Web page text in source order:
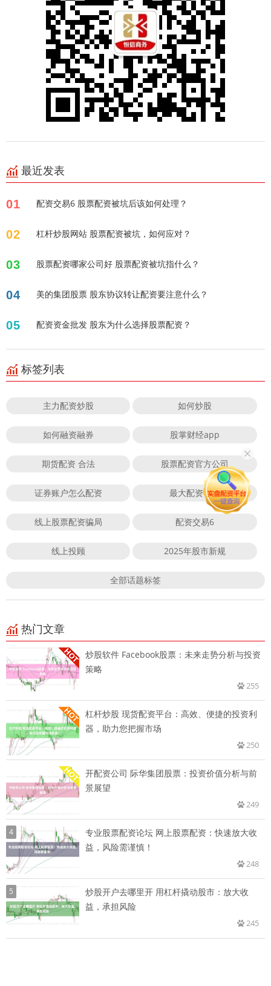
最近发表
01 配资交易6 股票配资被坑后该如何处理？
02 杠杆炒股网站 股票配资被坑，如何应对？
03 股票配资哪家公司好 股票配资被坑指什么？
04 美的集团股票 股东协议转让配资要注意什么？
05 配资资金批发 股东为什么选择股票配资？
标签列表
主力配资炒股 如何炒股
如何融资融券 股掌财经app
期货配资 合法 股票配资官方公司
证券账户怎么配资 最大配资平台
线上股票配资骗局 配资交易6
线上投顾 2025年股市新规
全部话题标签
热门文章
炒股软件 Facebook股票：未来走势分析与投资
策略
255
杠杆炒股 现货配资平台：高效、便捷的投资利
器，助力您把握市场
250
开配资公司 际华集团股票：投资价值分析与前
景展望
249
4
专业股票配资论坛 网上股票配资：快速放大收
益，风险需谨慎！
248
5
炒股开户去哪里开 用杠杆撬动股市：放大收
益，承担风险
245